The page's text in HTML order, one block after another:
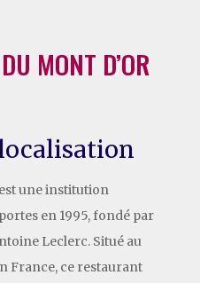
MONT D’OR
une institution
en 1995, fondé par
Leclerc. Situé au
France, ce restaurant